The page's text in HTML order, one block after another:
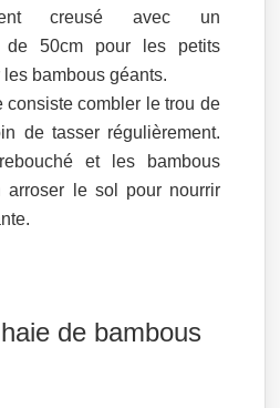
creusé avec un
de 50cm pour les petits
bambous géants.
consiste combler le trou de
de tasser régulièrement.
et les bambous
arroser le sol pour nourrir
de bambous